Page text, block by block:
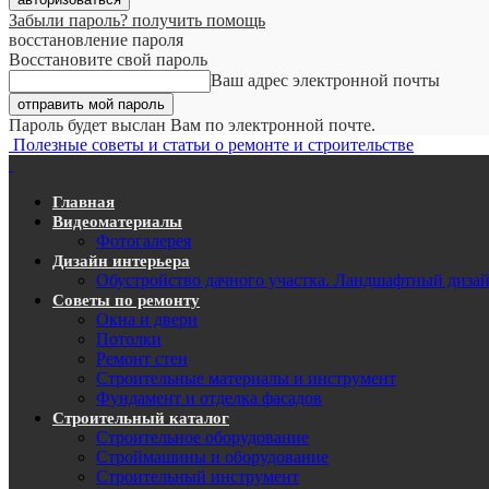
Забыли пароль? получить помощь
восстановление пароля
Восстановите свой пароль
Ваш адрес электронной почты
Пароль будет выслан Вам по электронной почте.
Полезные советы и статьи о ремонте и строительстве
Главная
Видеоматериалы
Фотогалерея
Дизайн интерьера
Обустройство дачного участка. Ландшафтный
Советы по ремонту
Окна и двери
Потолки
Ремонт стен
Строительные материалы и инструмент
Фундамент и отделка фасадов
Строительный каталог
Строительное оборудование
Строймашины и оборудование
Строительный инструмент